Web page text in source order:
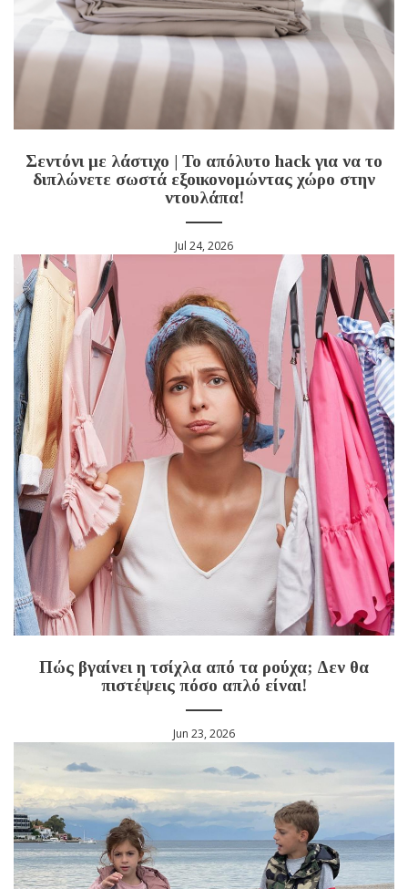
Σεντόνι με λάστιχο | Το απόλυτο hack για να το
διπλώνετε σωστά εξοικονομώντας χώρο στην
ντουλάπα!
Jul 24, 2026
Πώς βγαίνει η τσίχλα από τα ρούχα; Δεν θα
πιστέψεις πόσο απλό είναι!
Jun 23, 2026